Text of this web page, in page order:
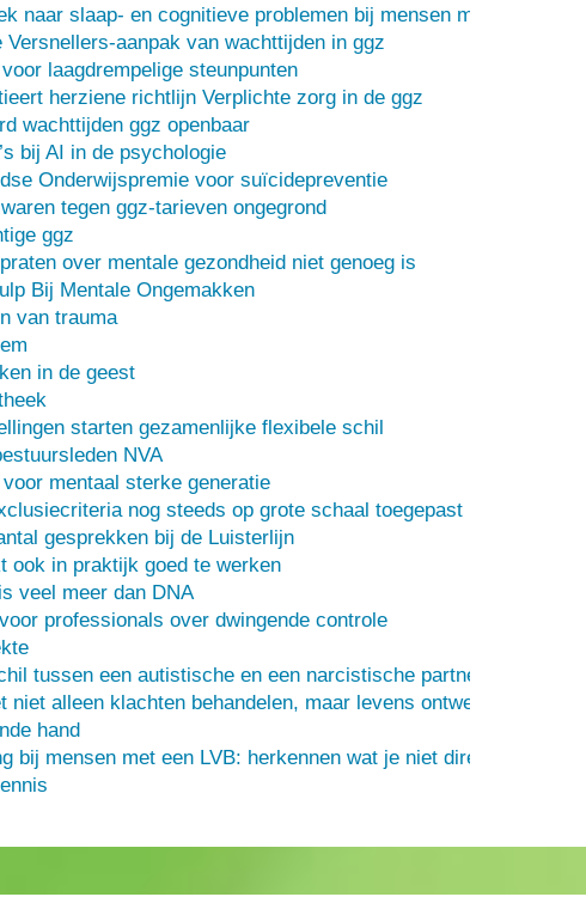
naar slaap- en cognitieve problemen bij mensen met een
Versnellers-aanpak van wachttijden in ggz
laagdrempelige steunpunten
herziene richtlijn Verplichte zorg in de ggz
wachttijden ggz openbaar
bij AI in de psychologie
Onderwijspremie voor suïcidepreventie
tegen ggz-tarieven ongegrond
ggz
over mentale gezondheid niet genoeg is
Bij Mentale Ongemakken
van trauma
in de geest
starten gezamenlijke flexibele schil
NVA
mentaal sterke generatie
nog steeds op grote schaal toegepast
gesprekken bij de Luisterlijn
ook in praktijk goed te werken
veel meer dan DNA
professionals over dwingende controle
tussen een autistische en een narcistische partner
niet alleen klachten behandelen, maar levens ontwerpen
hand
bij mensen met een LVB: herkennen wat je niet direct ziet